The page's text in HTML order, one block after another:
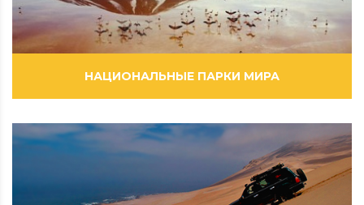
ФОТОГРАФИИ
НАЦИОНАЛЬНЫЕ ПАРКИ МИРА
ВИДЕОРОЛИКИ